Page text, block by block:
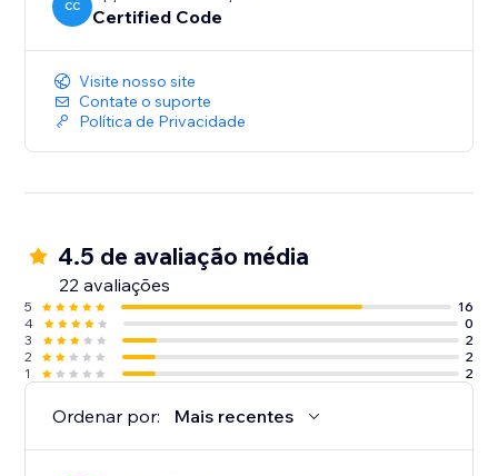
CC Certified Code
Visite nosso site
Contate o suporte
Política de Privacidade
4.5 de avaliação média
22 avaliações
5
16
4
0
3
2
2
2
1
2
Ordenar por: Mais recentes